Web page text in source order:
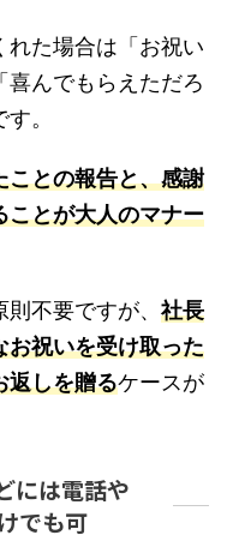
れた場合は「お祝い
んでもらえただろ
。
ことの報告と、感謝
ことが大人のマナー
不要ですが、 社長
お祝いを受け取った
返しを贈るケースが
には電話や
でも可